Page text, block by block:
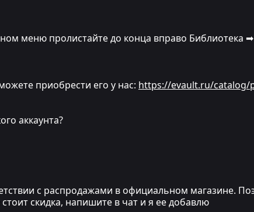
меню пролистайте до конца вправо
приобрести его у нас: https://evault.ru/catalog/
аккаунта?
с распродажами в официальном магазине.
скидка, напишите в чат и я ее добавлю